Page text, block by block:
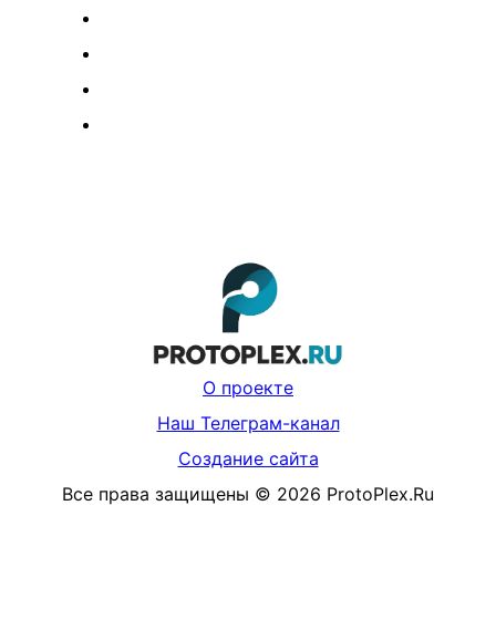
О проекте
Наш Телеграм-канал
Создание сайта
Все права защищены © 2026 ProtoPlex.Ru